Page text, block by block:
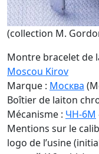
(collection M.
Montre bracelet de
Moscou Kirov
Marque : Москва
Boîtier de laiton
Mécanisme : ЧН-6М
Mentions sur le
logo de l’usine